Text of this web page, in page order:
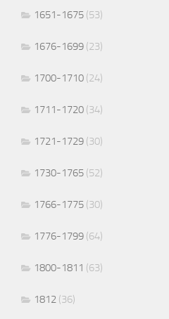
1651-1675 (53)
1676-1699 (23)
1700-1710 (24)
1711-1720 (34)
1721-1729 (30)
1730-1765 (52)
1766-1775 (30)
1776-1799 (64)
1800-1811 (63)
1812 (36)